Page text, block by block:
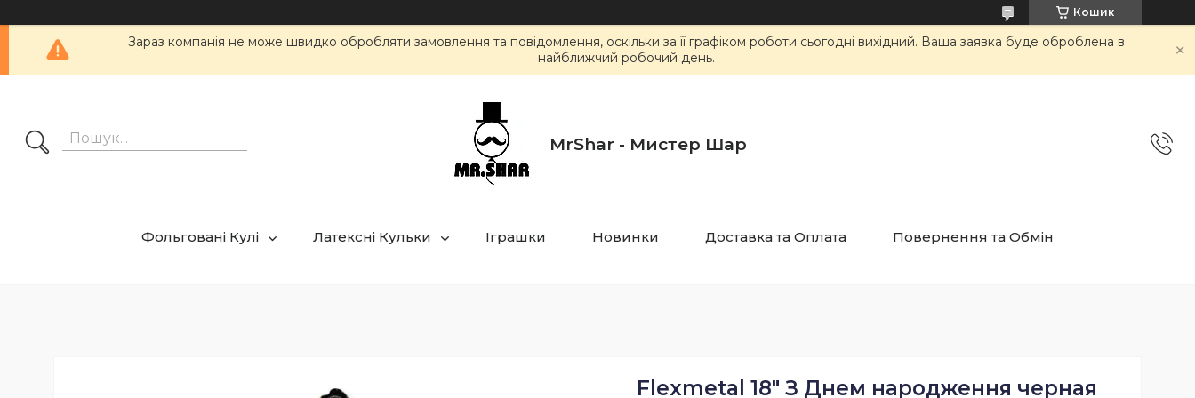
Кошик
Зараз компанія не може швидко обробляти замовлення та повідомлення, оскільки за її графіком роботи сьогодні вихідний. Ваша заявка буде оброблена в
найближчий робочий день.
MrShar - Мистер Шар
Фольговані Кулі Латексні Кульки Іграшки Новинки Доставка та Оплата Повернення та Обмін
Flexmetal 18" З Днем народження черная